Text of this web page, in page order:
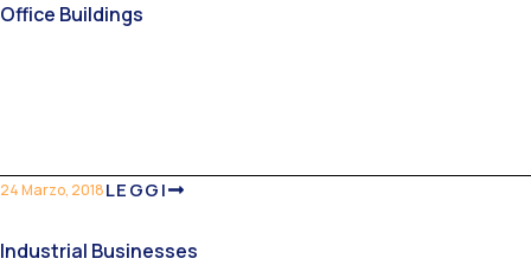
Office Buildings
24 Marzo, 2018LEGGI
Industrial Businesses